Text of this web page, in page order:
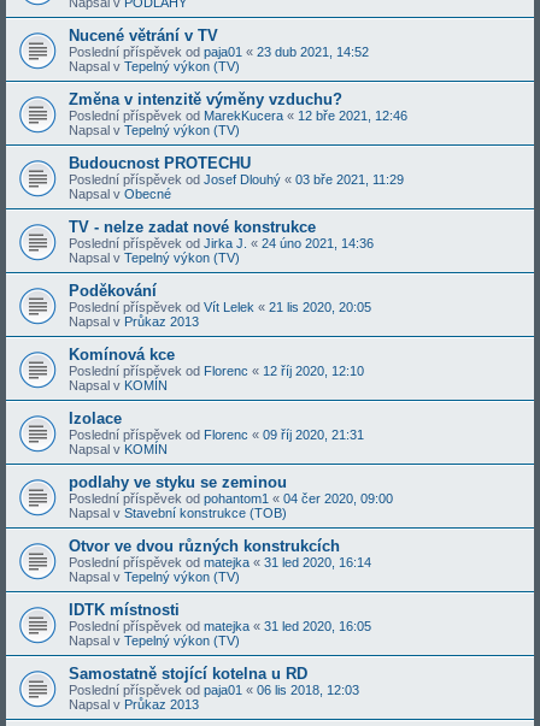
Nucené větrání v TV
Poslední příspěvek od paja01 « 23 dub 2021, 14:52
Napsal v Tepelný výkon (TV)
Změna v intenzitě výměny vzduchu?
Poslední příspěvek od MarekKucera « 12 bře 2021, 12:46
Napsal v Tepelný výkon (TV)
Budoucnost PROTECHU
Poslední příspěvek od Josef Dlouhý « 03 bře 2021, 11:29
Napsal v Obecné
TV - nelze zadat nové konstrukce
Poslední příspěvek od Jirka J. « 24 úno 2021, 14:36
Napsal v Tepelný výkon (TV)
Poděkování
Poslední příspěvek od Vít Lelek « 21 lis 2020, 20:05
Napsal v Průkaz 2013
Komínová kce
Poslední příspěvek od Florenc « 12 říj 2020, 12:10
Napsal v KOMÍN
Izolace
Poslední příspěvek od Florenc « 09 říj 2020, 21:31
Napsal v KOMÍN
podlahy ve styku se zeminou
Poslední příspěvek od pohantom1 « 04 čer 2020, 09:00
Napsal v Stavební konstrukce (TOB)
Otvor ve dvou různých konstrukcích
Poslední příspěvek od matejka « 31 led 2020, 16:14
Napsal v Tepelný výkon (TV)
IDTK místnosti
Poslední příspěvek od matejka « 31 led 2020, 16:05
Napsal v Tepelný výkon (TV)
Samostatně stojící kotelna u RD
Poslední příspěvek od paja01 « 06 lis 2018, 12:03
Napsal v Průkaz 2013